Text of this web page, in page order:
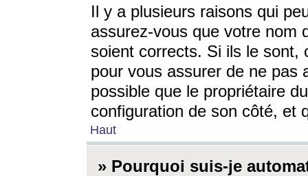
Il y a plusieurs raisons qui
assurez-vous que votre nom
soient corrects. Si ils le sont,
pour vous assurer de ne pas
possible que le propriétaire
configuration de son côté, et
Haut
» Pourquoi suis-je